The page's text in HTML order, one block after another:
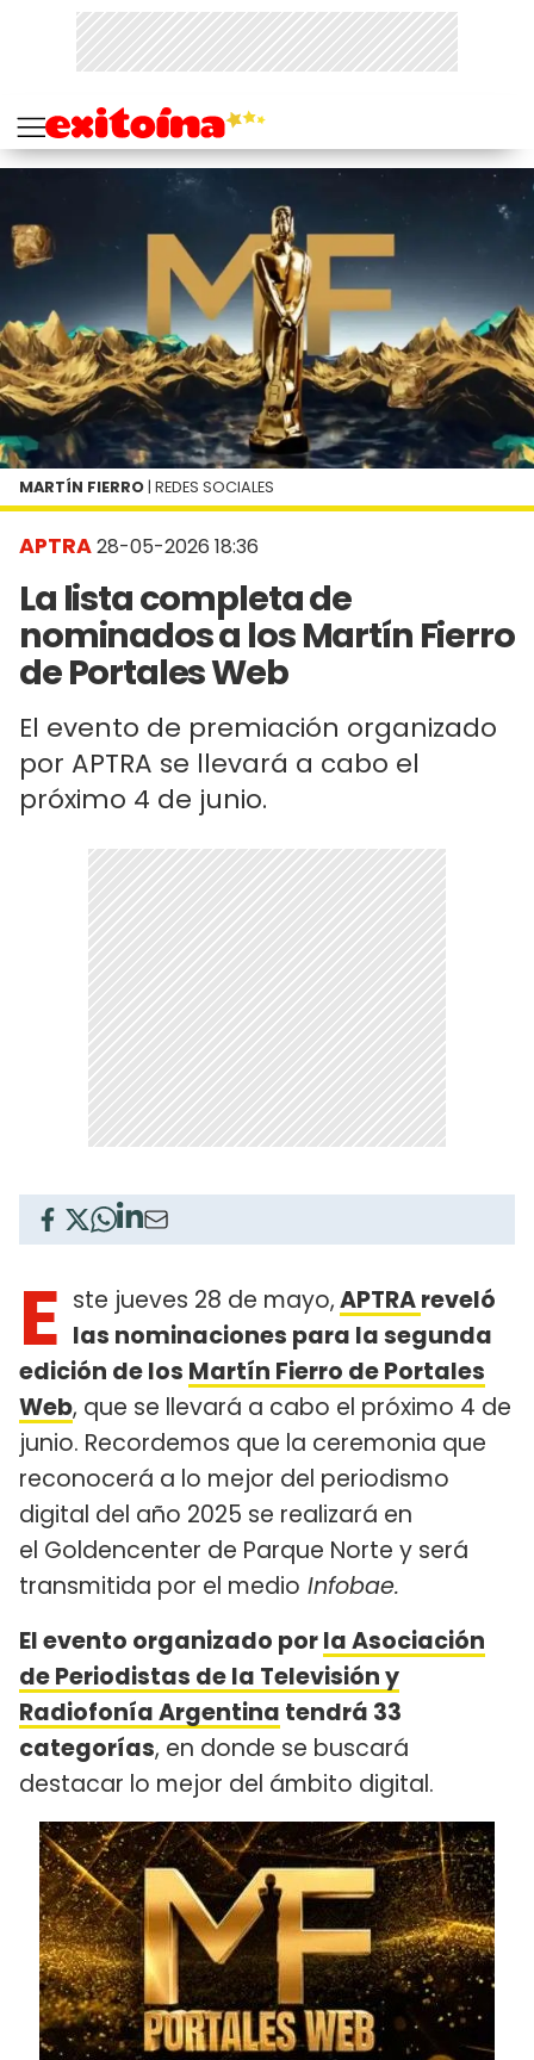
APTRA28-05-2026 18:36
La lista completa de
nominados a los Martín Fierro
de Portales Web
El evento de premiación organizado
por APTRA se llevará a cabo el
próximo 4 de junio.
MARTÍN FIERRO | REDES SOCIALES
E ste jueves 28 de mayo,APTRAreveló
las nominaciones para la segunda
edición de los Martín Fierro de Portales
Web, que se llevará a cabo el próximo 4 de
junio. Recordemos que la ceremonia que
reconocerá a lo mejor del periodismo
digital del año 2025 se realizará en
el Goldencenter de Parque Norte y será
transmitida por el medio Infobae.
El evento organizado porla Asociación
de Periodistas de la Televisión y
Radiofonía Argentina tendrá 33
categorías, en donde se buscará
destacar lo mejor del ámbito digital.